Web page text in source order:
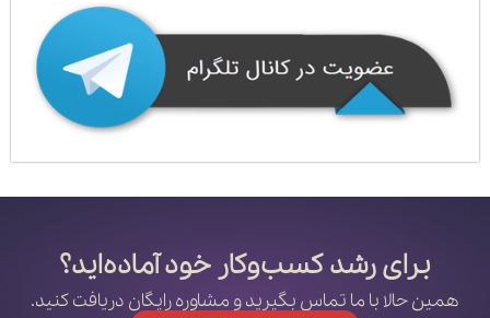
برای رشد کسب‌وکار خود آماده‌اید؟
همین حالا با ما تماس بگیرید و مشاوره رایگان دریافت کنید.